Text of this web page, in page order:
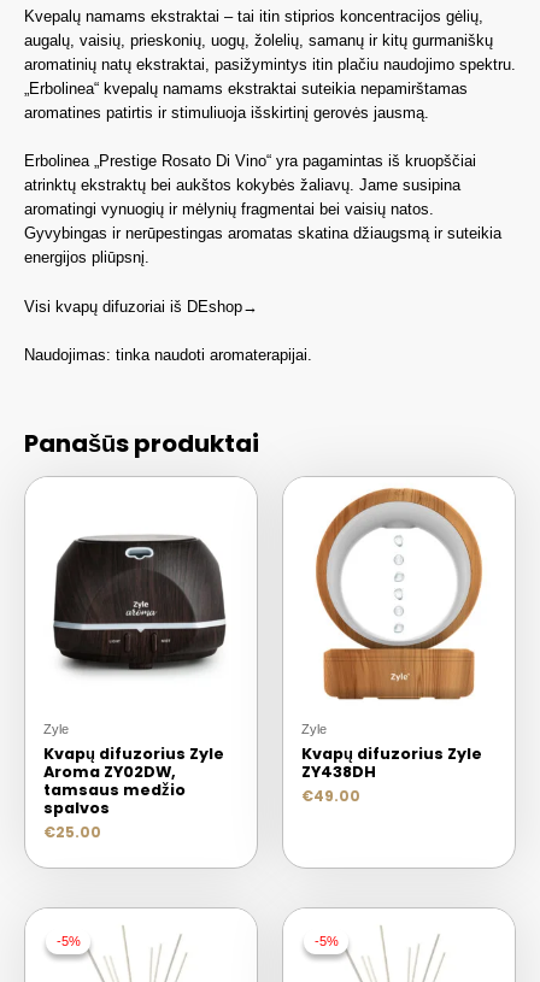
Kvepalų namams ekstraktai – tai itin stiprios koncentracijos gėlių,
augalų, vaisių, prieskonių, uogų, žolelių, samanų ir kitų gurmaniškų
aromatinių natų ekstraktai, pasižymintys itin plačiu naudojimo spektru.
„Erbolinea“ kvepalų namams ekstraktai suteikia nepamirštamas
aromatines patirtis ir stimuliuoja išskirtinį gerovės jausmą.
Erbolinea „Prestige Rosato Di Vino“ yra pagamintas iš kruopščiai
atrinktų ekstraktų bei aukštos kokybės žaliavų. Jame susipina
aromatingi vynuogių ir mėlynių fragmentai bei vaisių natos.
Gyvybingas ir nerūpestingas aromatas skatina džiaugsmą ir suteikia
energijos pliūpsnį.
Visi kvapų difuzoriai iš DEshop→
Naudojimas: tinka naudoti aromaterapijai.
Panašūs produktai
Zyle
Kvapų difuzorius Zyle
Aroma ZY02DW,
tamsaus medžio
spalvos
€25.00
Zyle
Kvapų difuzorius Zyle
ZY438DH
€49.00
-5%
-5% -5%
-5%